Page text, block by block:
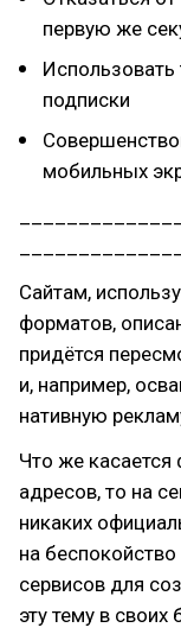
первую же
подписки
мобильных
Сайтам,
форматов,
придётся
и, например,
нативную
Что же
адресов, то на
никаких
на беспокойство
сервисов для
эту тему в своих